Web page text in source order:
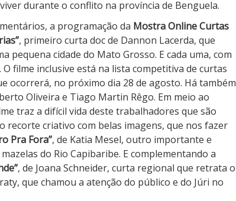
durante o conflito na província de Benguela.
a programação da Mostra Online Curtas
, primeiro curta doc de Dannon Lacerda, que
pequena cidade do Mato Grosso. E cada uma, com
filme inclusive está na lista competitiva de curtas
ocorrerá, no próximo dia 28 de agosto. Há também
Oliveira e Tiago Martin Rêgo. Em meio ao
traz a difícil vida deste trabalhadores que são
recorte criativo com belas imagens, que nos fazer
Pra Fora”, de Katia Mesel, outro importante e
do Rio Capibaribe. E complementando a
, de Joana Schneider, curta regional que retrata o
que chamou a atenção do público e do Júri no